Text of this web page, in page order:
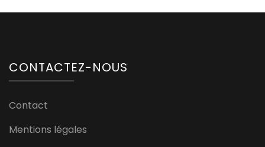
CONTACTEZ-NOUS
Contact
Mentions légales